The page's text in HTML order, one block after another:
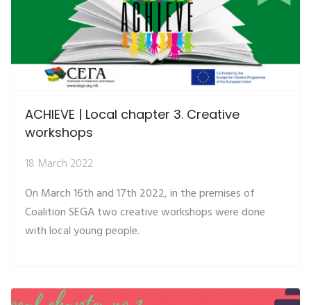
ACHIEVE | Local chapter 3. Creative
workshops
18 March 2022
On March 16th and 17th 2022, in the premises of
Coalition SEGA two creative workshops were done
with local young people.